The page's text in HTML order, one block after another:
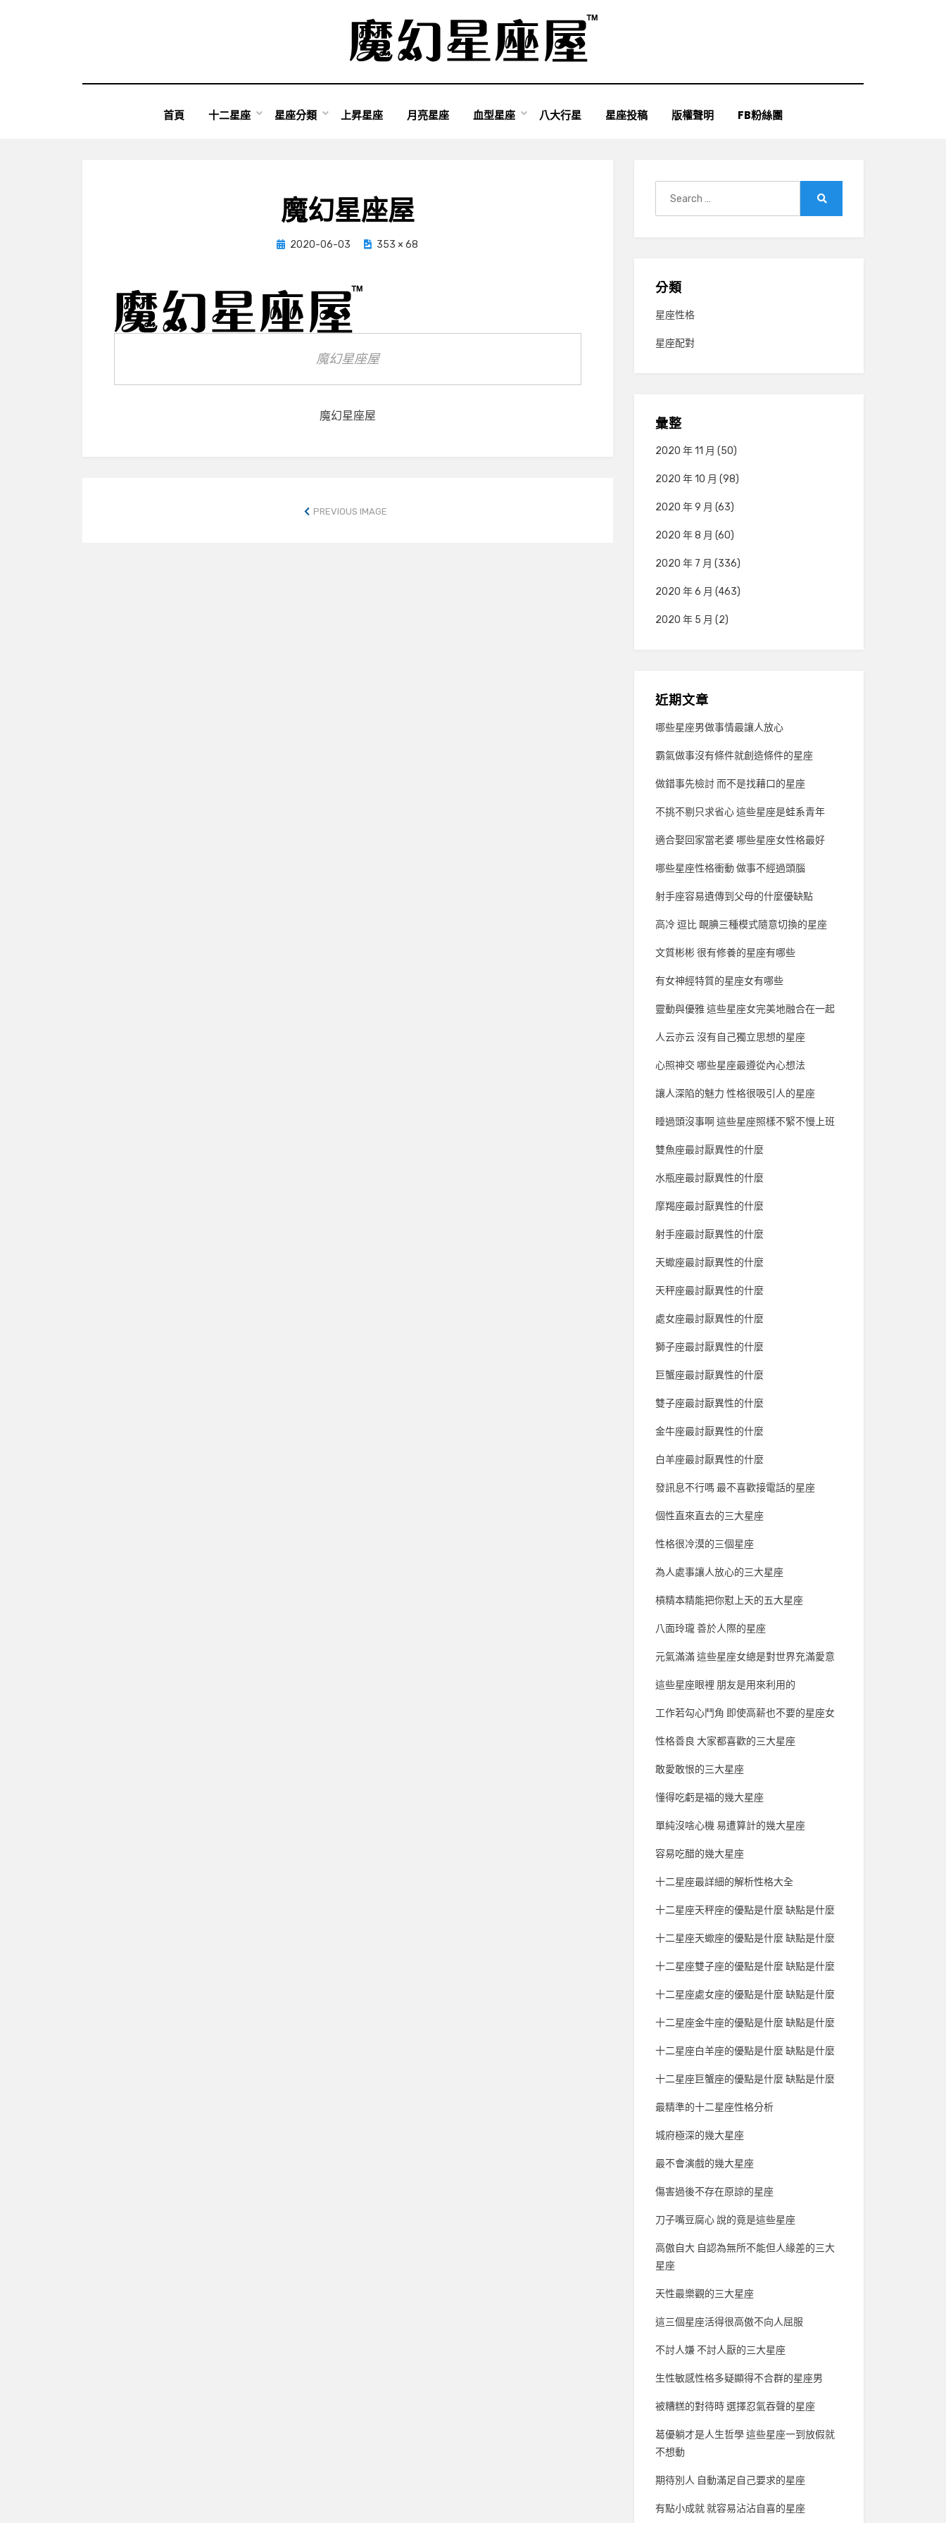
首頁 十二星座 星座分類 上昇星座 月亮星座 血型星座 八大行星 星座投稿 版權聲明 FB粉絲團
魔幻星座屋
Posted
2020-06-03 353 × 68
魔幻星座屋
魔幻星座屋
PREVIOUS IMAGE
分類
星座性格
星座配對
彙整
2020 年 11 月 (50)
2020 年 10 月 (98)
2020 年 9 月 (63)
2020 年 8 月 (60)
2020 年 7 月 (336)
2020 年 6 月 (463)
2020 年 5 月 (2)
近期文章
哪些星座男做事情最讓人放心
霸氣做事沒有條件就創造條件的星座
做錯事先檢討 而不是找藉口的星座
不挑不剔只求省心 這些星座是蛙系青年
適合娶回家當老婆 哪些星座女性格最好
哪些星座性格衝動 做事不經過頭腦
射手座容易遺傳到父母的什麼優缺點
高冷 逗比 靦腆三種模式隨意切換的星座
文質彬彬 很有修養的星座有哪些
有女神經特質的星座女有哪些
靈動與優雅 這些星座女完美地融合在一起
人云亦云 沒有自己獨立思想的星座
心照神交 哪些星座最遵從內心想法
讓人深陷的魅力 性格很吸引人的星座
睡過頭沒事啊 這些星座照樣不緊不慢上班
雙魚座最討厭異性的什麼
水瓶座最討厭異性的什麼
摩羯座最討厭異性的什麼
射手座最討厭異性的什麼
天蠍座最討厭異性的什麼
天秤座最討厭異性的什麼
處女座最討厭異性的什麼
獅子座最討厭異性的什麼
巨蟹座最討厭異性的什麼
雙子座最討厭異性的什麼
金牛座最討厭異性的什麼
白羊座最討厭異性的什麼
發訊息不行嗎 最不喜歡接電話的星座
個性直來直去的三大星座
性格很冷漠的三個星座
為人處事讓人放心的三大星座
槓精本精能把你懟上天的五大星座
八面玲瓏 善於人際的星座
元氣滿滿 這些星座女總是對世界充滿愛意
這些星座眼裡 朋友是用來利用的
工作若勾心鬥角 即使高薪也不要的星座女
性格善良 大家都喜歡的三大星座
敢愛敢恨的三大星座
懂得吃虧是福的幾大星座
單純沒啥心機 易遭算計的幾大星座
容易吃醋的幾大星座
十二星座最詳細的解析性格大全
十二星座天秤座的優點是什麼 缺點是什麼
十二星座天蠍座的優點是什麼 缺點是什麼
十二星座雙子座的優點是什麼 缺點是什麼
十二星座處女座的優點是什麼 缺點是什麼
十二星座金牛座的優點是什麼 缺點是什麼
十二星座白羊座的優點是什麼 缺點是什麼
十二星座巨蟹座的優點是什麼 缺點是什麼
最精準的十二星座性格分析
城府極深的幾大星座
最不會演戲的幾大星座
傷害過後不存在原諒的星座
刀子嘴豆腐心 說的竟是這些星座
高傲自大 自認為無所不能但人緣差的三大
星座
天性最樂觀的三大星座
這三個星座活得很高傲不向人屈服
不討人嫌 不討人厭的三大星座
生性敏感性格多疑顯得不合群的星座男
被糟糕的對待時 選擇忍氣吞聲的星座
葛優躺才是人生哲學 這些星座一到放假就
不想動
期待別人 自動滿足自己要求的星座
有點小成就 就容易沾沾自喜的星座